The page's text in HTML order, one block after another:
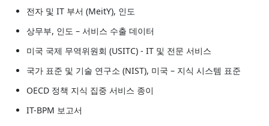
전자 및 IT 부서 (MeitY), 인도
상무부, 인도 – 서비스 수출 데이터
미국 국제 무역위원회 (USITC) - IT 및 전문 서비스
국가 표준 및 기술 연구소 (NIST), 미국 – 지식 시스템 표준
OECD 정책 지식 집중 서비스 종이
IT-BPM 보고서